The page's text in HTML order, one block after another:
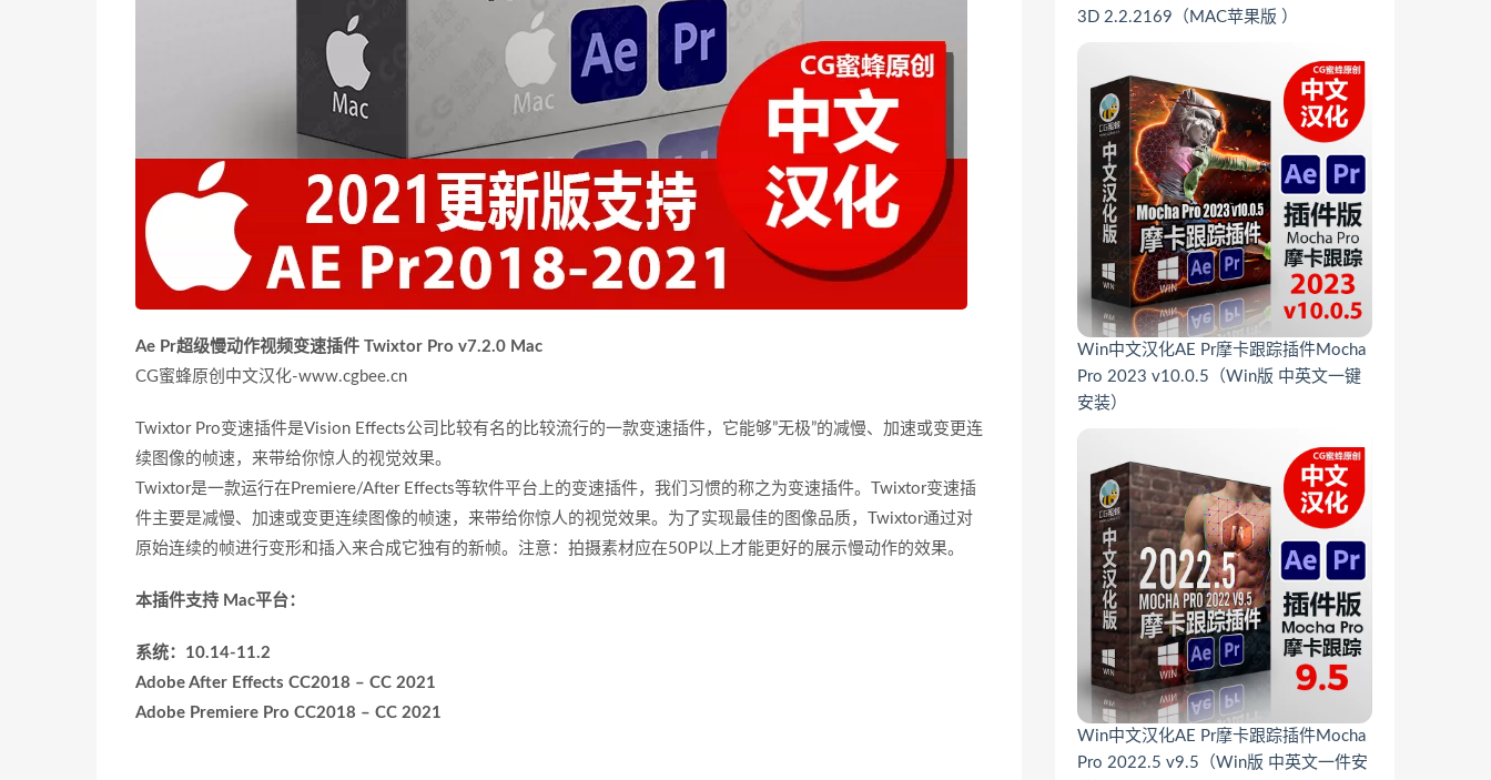
Ae Pr超级慢动作视频变速插件 Twixtor Pro v7.2.0 Mac
CG蜜蜂原创中文汉化-www.cgbee.cn
Twixtor Pro变速插件是Vision Effects公司比较有名的比较流行的一款变速插件，它能够”无极”的减慢、加速或变更连
续图像的帧速，来带给你惊人的视觉效果。
Twixtor是一款运行在Premiere/After Effects等软件平台上的变速插件，我们习惯的称之为变速插件。Twixtor变速插
件主要是减慢、加速或变更连续图像的帧速，来带给你惊人的视觉效果。为了实现最佳的图像品质，Twixtor通过对
原始连续的帧进行变形和插入来合成它独有的新帧。注意：拍摄素材应在50P以上才能更好的展示慢动作的效果。
本插件支持 Mac平台：
系统：10.14-11.2
Adobe After Effects CC2018 – CC 2021
Adobe Premiere Pro CC2018 – CC 2021
3D 2.2.2169（MAC苹果版 ）
Win中文汉化AE Pr摩卡跟踪插件Mocha
Pro 2023 v10.0.5（Win版 中英文一键
安装）
Win中文汉化AE Pr摩卡跟踪插件Mocha
Pro 2022.5 v9.5（Win版 中英文一件安